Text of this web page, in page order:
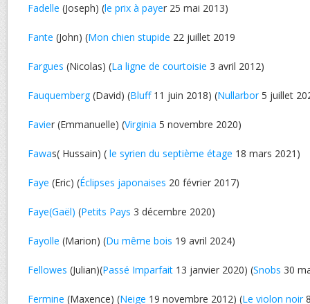
Fadelle (Joseph) (le prix à payer 25 mai 2013)
Fante (John) (Mon chien stupide 22 juillet 2019
Fargues (Nicolas) (La ligne de courtoisie 3 avril 2012)
Fauquemberg(David) (Bluff11 juin 2018) (Nullarbor5 juillet
Favier (Emmanuelle) (Virginia 5 novembre 2020)
Fawas( Hussain) ( le syrien du septième étage 18 mars 2021)
Faye (Eric) (Éclipses japonaises 20 février 2017)
Faye(Gaël) (Petits Pays 3 décembre 2020)
Fayolle (Marion) (Du même bois 19 avril 2024)
Fellowes (Julian)(Passé Imparfait 13 janvier 2020) (Snobs 30
Fermine (Maxence) (Neige 19 novembre 2012) (Le violon noir